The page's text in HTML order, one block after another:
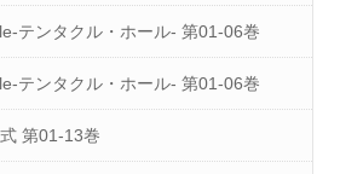
テンタクル・ホール- 第01-06巻
テンタクル・ホール- 第01-06巻
第01-13巻